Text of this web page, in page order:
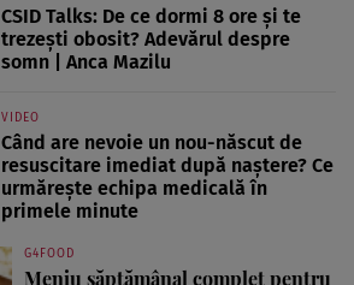
CSID Talks: De ce dormi 8 ore și te
trezești obosit? Adevărul despre
somn | Anca Mazilu
VIDEO
Când are nevoie un nou-născut de
resuscitare imediat după naștere? Ce
urmărește echipa medicală în
primele minute
G4FOOD
Meniu săptămânal complet pentru